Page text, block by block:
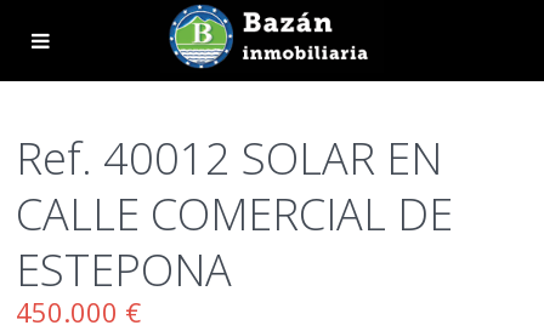
Ref. 40012 SOLAR EN
CALLE COMERCIAL DE
ESTEPONA
450.000 €